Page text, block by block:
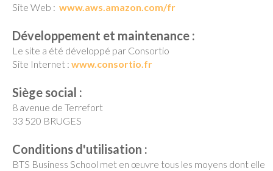
Site Web : www.aws.amazon.com/fr
Développement et maintenance :
Le site a été développé par Consortio
Site Internet : www.consortio.fr
Siège social :
8 avenue de Terrefort
33 520 BRUGES
Conditions d'utilisation :
BTS Business School met en œuvre tous les moyens dont elle